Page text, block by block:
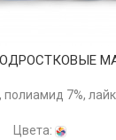
полиамид 7%,
Цвета: